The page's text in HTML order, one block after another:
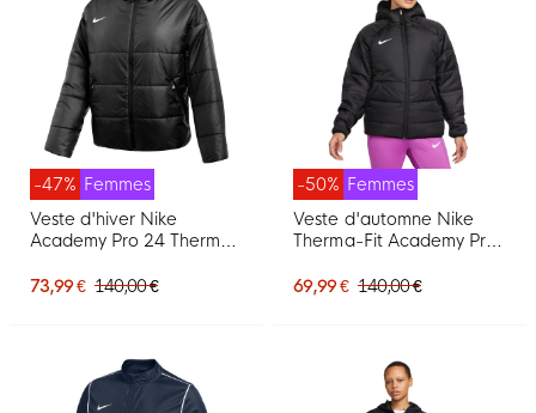
-47% Femmes
Veste d'hiver Nike
Academy Pro 24 Therma-
73,99 € 140,00 €
-50% Femmes
Veste d'automne Nike
Therma-Fit Academy Pro
69,99 € 140,00 €